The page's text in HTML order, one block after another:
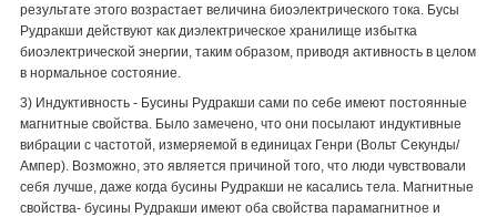
результате этого возрастает величина биоэлектрического тока. Бусы
Рудракши действуют как диэлектрическое хранилище избытка
биоэлектрической энергии, таким образом, приводя активность в целом
в нормальное состояние.
3) Индуктивность - Бусины Рудракши сами по себе имеют постоянные
магнитные свойства. Было замечено, что они посылают индуктивные
вибрации с частотой, измеряемой в единицах Генри (Вольт Секунды/
Ампер). Возможно, это является причиной того, что люди чувствовали
себя лучше, даже когда бусины Рудракши не касались тела. Магнитные
свойства- бусины Рудракши имеют оба свойства парамагнитное и